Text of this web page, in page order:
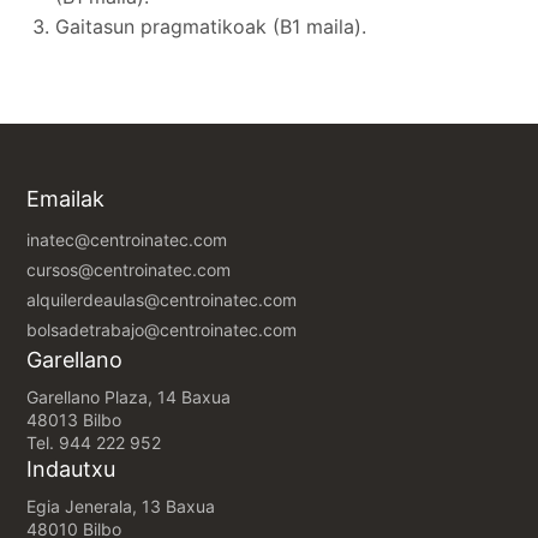
Gaitasun pragmatikoak (B1 maila).
Emailak
inatec@centroinatec.com
cursos@centroinatec.com
alquilerdeaulas@centroinatec.com
bolsadetrabajo@centroinatec.com
Garellano
Garellano Plaza, 14 Baxua
48013 Bilbo
Tel. 944 222 952
Indautxu
Egia Jenerala, 13 Baxua
48010 Bilbo